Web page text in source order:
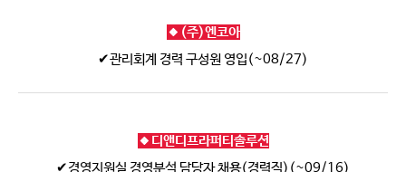
🔸(주)엔코아
✔관리회계 경력 구성원 영입(~08/27)
🔸디앤디프라퍼티솔루션
✔경영지원실 경영분석 담당자 채용(경력직)(~09/16)